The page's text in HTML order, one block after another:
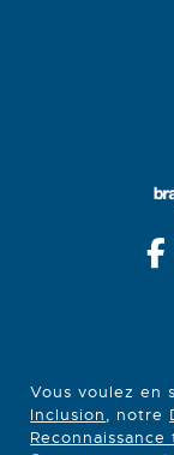
Vous voulez en
Inclusion, notre